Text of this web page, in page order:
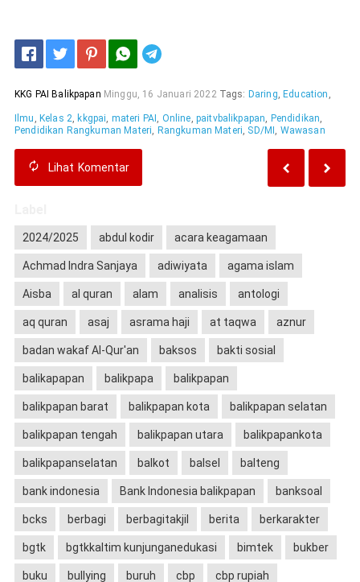
KKG PAI Balikpapan Minggu, 16 Januari 2022 Tags: Daring, Education ,
Ilmu , Kelas 2, kkgpai, materi PAI , Online, paitvbalikpapan, Pendidikan,
Pendidikan Rangkuman Materi, Rangkuman Materi, SD/MI , Wawasan
Lihat Komentar
2024/2025 abdul kodir acara keagamaan
Achmad Indra Sanjaya adiwiyata agama islam
Aisba al quran alam analisis antologi
aq quran asaj asrama haji at taqwa aznur
badan wakaf Al-Qur'an baksos bakti sosial
balikapapan balikpapa balikpapan
balikpapan barat balikpapan kota balikpapan selatan
balikpapan tengah balikpapan utara balikpapankota
balikpapanselatan balkot balsel balteng
bank indonesia Bank Indonesia balikpapan banksoal
bcks berbagi berbagitakjil berita berkarakter
bgtk bgtkkaltim kunjunganedukasi bimtek bukber
buku bullying buruh cbp cbp rupiah